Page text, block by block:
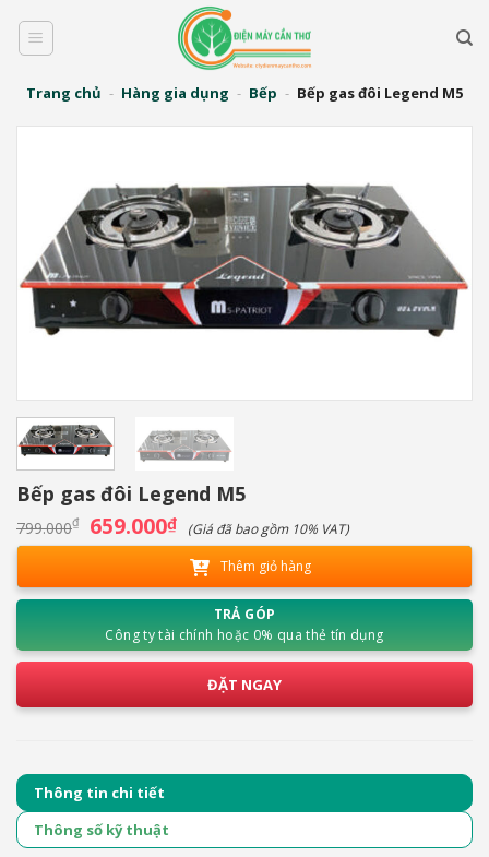
qua
dungTrang chủ - Hàng gia dụng - Bếp - Bếp gas đôi Legend M5
Bếp gas đôi Legend M5
799.000₫ Giá
gốc
659.000₫Giá
hiện
là:
659.000₫.
(Giá đã bao gồm 10% VAT)
Thêm giỏ hàng
TRẢ GÓP
Công ty tài chính hoặc 0% qua thẻ tín dụng
ĐẶT NGAY
Thông tin chi tiết
Thông số kỹ thuật